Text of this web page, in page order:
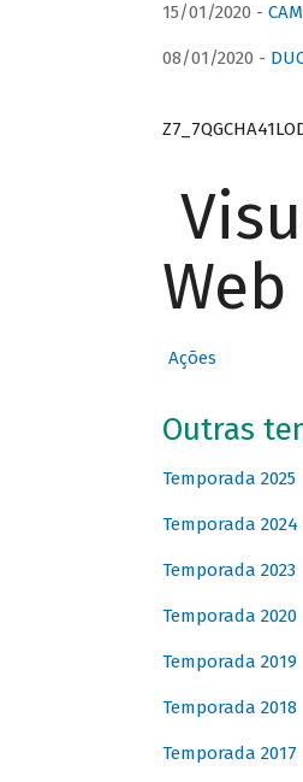
15/01/2020 -
08/01/2020 -
Web
Ações
Outras
Temporada 2025
Temporada 2024
Temporada 2023
Temporada 2020
Temporada 2019
Temporada 2018
Temporada 2017